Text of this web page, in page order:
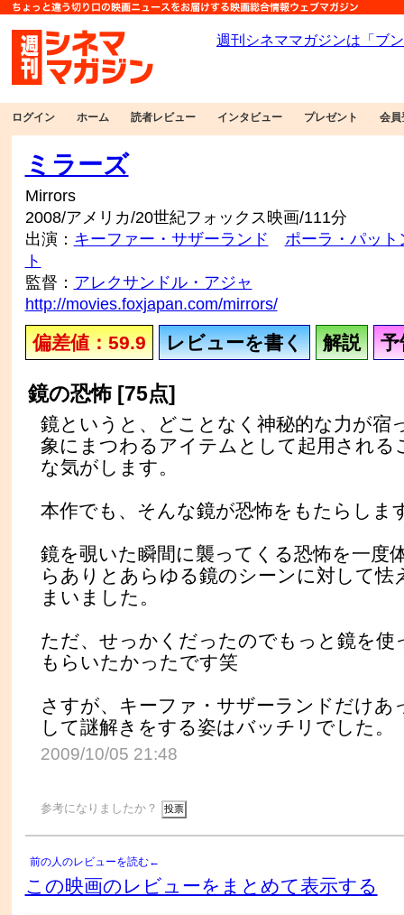
ログイン ホーム 読者レビュー インタビュー プレゼント 会員
ミラーズ
Mirrors
2008/アメリカ/20世紀フォックス映画/111分
出演： キーファー・サザーランド
ポーラ・パット
ト
監督： アレクサンドル・アジャ
http://movies.foxjapan.com/mirrors/
偏差値：59.9 レビューを書く 解説 予
鏡の恐怖 [75点]
鏡というと、どことなく神秘的な力が宿
象にまつわるアイテムとして起用される
な気がします。
本作でも、そんな鏡が恐怖をもたらしま
鏡を覗いた瞬間に襲ってくる恐怖を一度
らありとあらゆる鏡のシーンに対して怯
まいました。
ただ、せっかくだったのでもっと鏡を使
もらいたかったです笑
さすが、キーファ・サザーランドだけあ
して謎解きをする姿はバッチリでした。
2009/10/05 21:48
参考になりましたか？
前の人のレビューを読む←
この映画のレビューをまとめて表示する